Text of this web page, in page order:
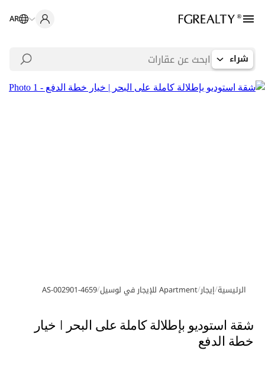
AR
شراء
معرض الصور
الرئيسية/إيجار/Apartment للإيجار في لوسيل /
AS-002901-4659
شقة استوديو بإطلالة كاملة على البحر | خيار
خطة الدفع